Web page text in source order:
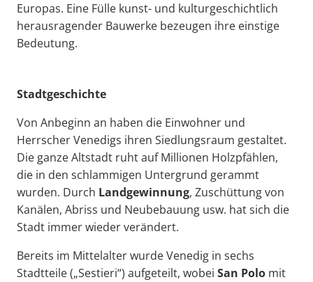
Europas. Eine Fülle kunst- und kulturgeschichtlich
herausragender Bauwerke bezeugen ihre einstige
Bedeutung.
Stadtgeschichte
Von Anbeginn an haben die Einwohner und
Herrscher Venedigs ihren Siedlungsraum gestaltet.
Die ganze Altstadt ruht auf Millionen Holzpfählen,
die in den schlammigen Untergrund gerammt
wurden. Durch Landgewinnung, Zuschüttung von
Kanälen, Abriss und Neubebauung usw. hat sich die
Stadt immer wieder verändert.
Bereits im Mittelalter wurde Venedig in sechs
Stadtteile („Sestieri“) aufgeteilt, wobei San Polo mit